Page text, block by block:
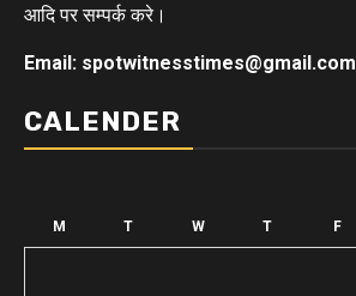
आदि पर सम्पर्क करे।
Email: spotwitnesstimes@gmail.com
CALENDER
M T W T F